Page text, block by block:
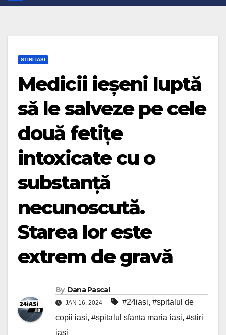
STIRI IASI
Medicii ieșeni luptă
să le salveze pe cele
două fetițe
intoxicate cu o
substanță
necunoscută.
Starea lor este
extrem de gravă
By Dana Pascal
JAN 16, 2024 #24iasi, #spitalul de
copii iasi, #spitalul sfanta maria iasi, #stiri
iasi